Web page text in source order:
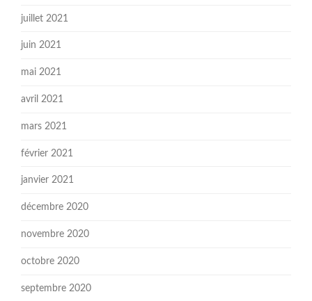
juillet 2021
juin 2021
mai 2021
avril 2021
mars 2021
février 2021
janvier 2021
décembre 2020
novembre 2020
octobre 2020
septembre 2020